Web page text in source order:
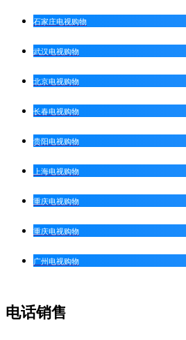
石家庄电视购物
武汉电视购物
北京电视购物
长春电视购物
贵阳电视购物
上海电视购物
重庆电视购物
重庆电视购物
广州电视购物
电话销售